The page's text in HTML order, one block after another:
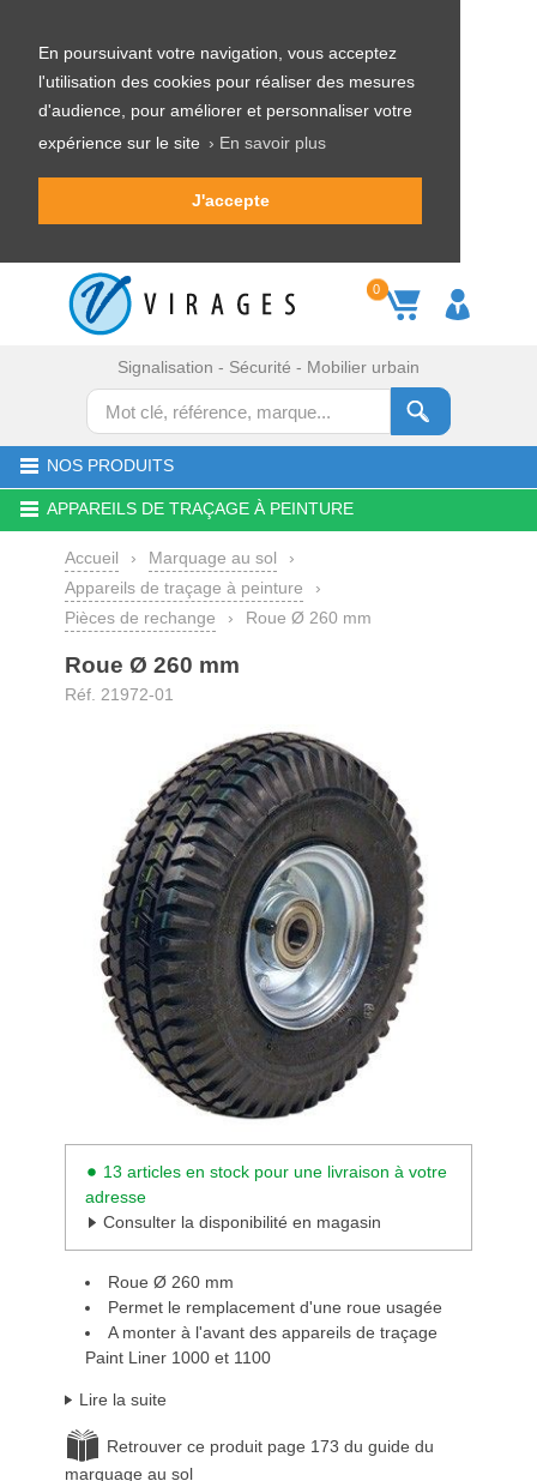
En poursuivant votre navigation, vous acceptez
l'utilisation des cookies pour réaliser des mesures
d'audience, pour améliorer et personnaliser votre
expérience sur le site › En savoir plus
J'accepte
0
Signalisation - Sécurité - Mobilier urbain
NOS PRODUITS
APPAREILS DE TRAÇAGE À PEINTURE
Accueil › Marquage au sol
›
Appareils de traçage à peinture
›
Pièces de rechange
› Roue Ø 260 mm
Roue Ø 260 mm
Réf. 21972-01
13 articles en stock pour une livraison à votre
adresse
Consulter la disponibilité en magasin
Roue Ø 260 mm
Permet le remplacement d'une roue usagée
A monter à l'avant des appareils de traçage
Paint Liner 1000 et 1100
Lire la suite
Retrouver ce produit page 173 du guide du
marquage au sol